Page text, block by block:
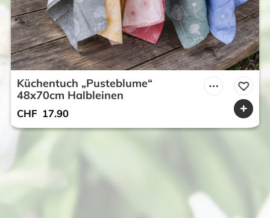
Küchentuch „Pusteblume“
48x70cm Halbleinen
CHF 17.90